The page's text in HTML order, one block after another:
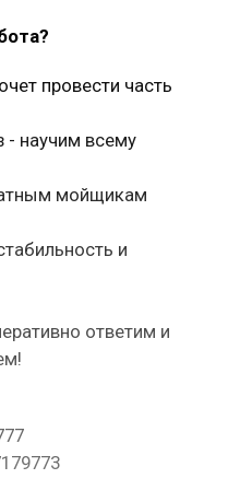
провести часть
- научим всему
мойщикам
и
ответим и